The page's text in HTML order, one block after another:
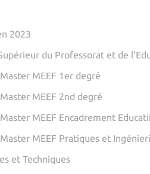
2023
du Professorat et de
MEEF 1er degré
MEEF 2nd degré
MEEF Encadrement
MEEF Pratiques et
et Techniques